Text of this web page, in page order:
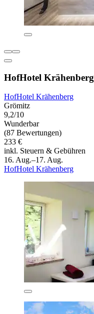
HofHotel Krähenberg
HofHotel Krähenberg
Grömitz
9,2/10
Wunderbar
(87 Bewertungen)
233 €
inkl. Steuern & Gebühren
16. Aug.–17. Aug.
HofHotel Krähenberg